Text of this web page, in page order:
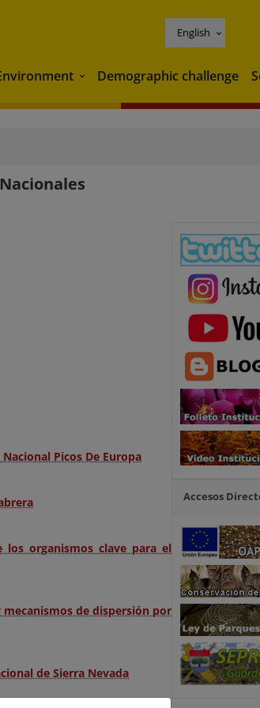
English
Environment
Demographic challenge
Picos De Europa
organismos clave para el
de dispersión por
de Sierra Nevada
Accesos